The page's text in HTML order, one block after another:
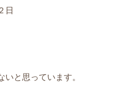
日
と思っています。